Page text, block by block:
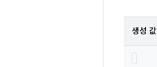
생성 값